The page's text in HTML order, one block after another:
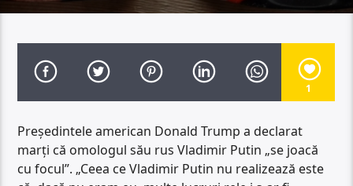
1
Preşedintele american Donald Trump a declarat
marţi că omologul său rus Vladimir Putin „se joacă
cu focul”. „Ceea ce Vladimir Putin nu realizează este